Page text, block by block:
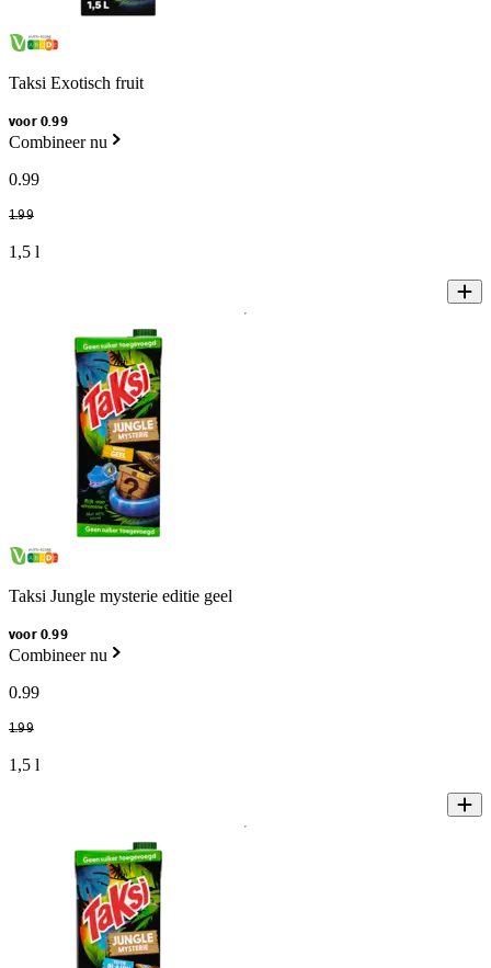
Taksi Exotisch fruit
voor 0.99
Combineer nu
0.99
1.99
1,5 l
Taksi Jungle mysterie editie geel
voor 0.99
Combineer nu
0.99
1.99
1,5 l